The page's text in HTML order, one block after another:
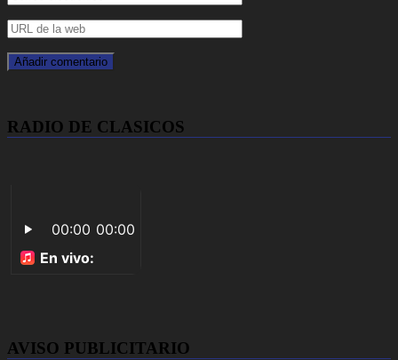
RADIO DE CLASICOS
AVISO PUBLICITARIO